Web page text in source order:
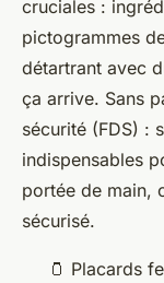
cruciales :
pictogrammes
détartrant avec
ça arrive. Sans
sécurité (FDS) :
indispensables
portée de main,
sécurisé.
🫙 Placards